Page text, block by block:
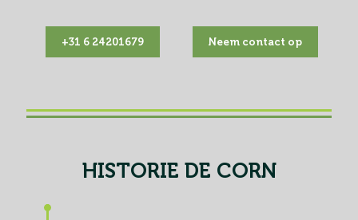
+31 6 24201679 Neem contact op
HISTORIE DE CORN